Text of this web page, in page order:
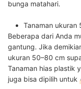
bunga matahari.
Tanaman ukuran
Beberapa dari Anda
gantung. Jika
ukuran 50–80 cm
Tanaman hias plastik
juga bisa dipilih untuk